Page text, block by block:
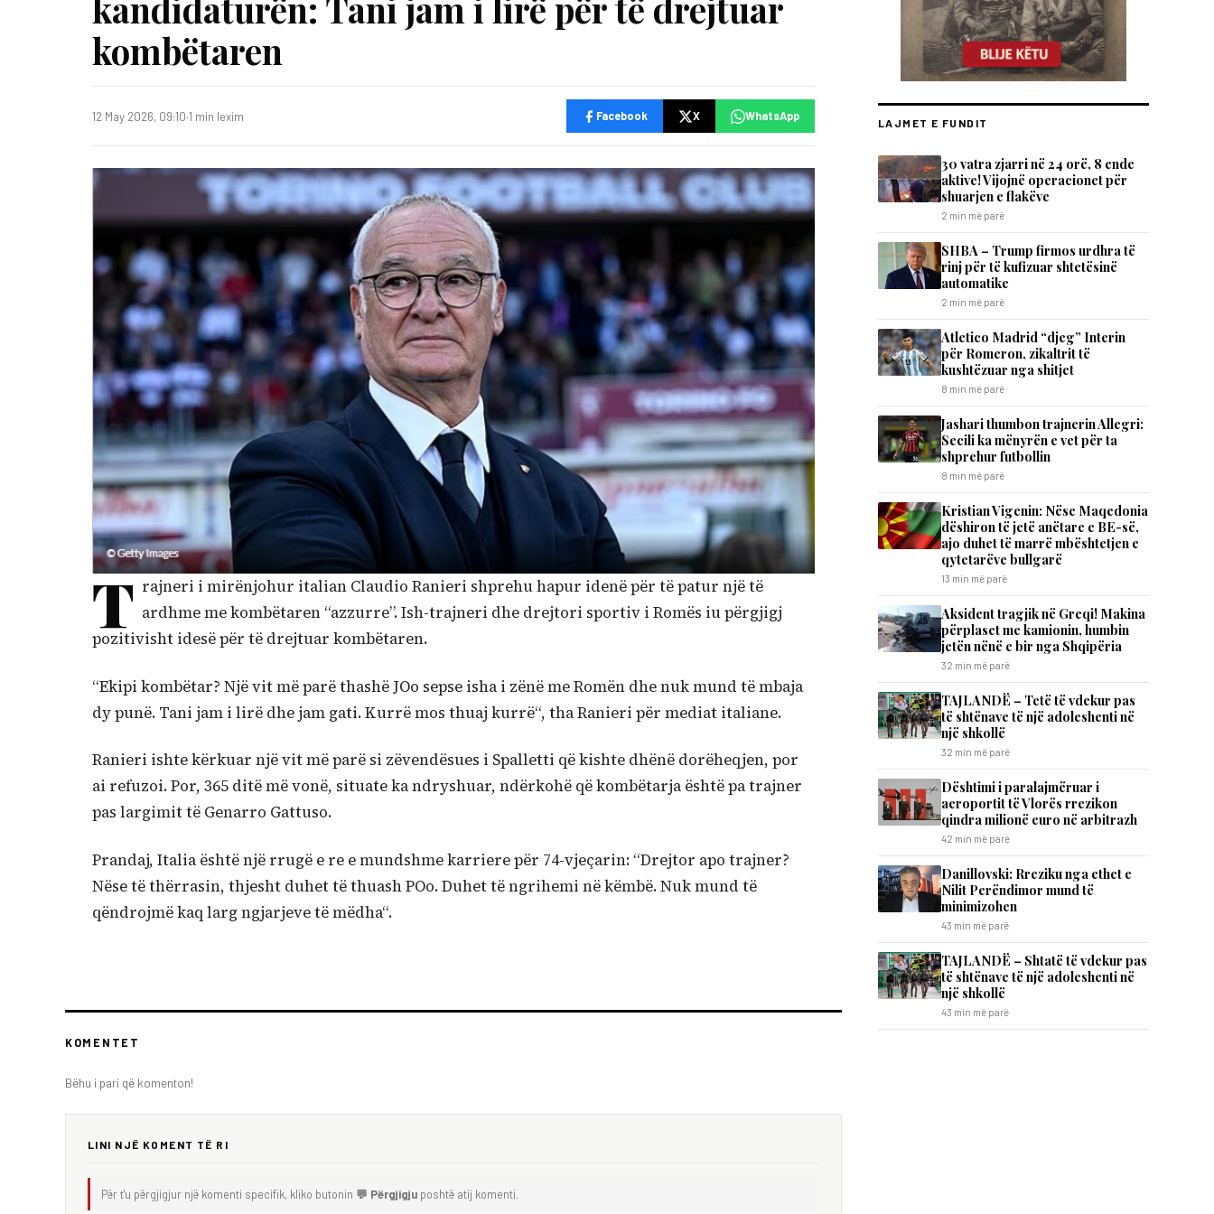
kombëtaren
12 May 2026, 09:10·1 min lexim Facebook X WhatsApp
T rajneri i mirënjohur italian Claudio Ranieri shprehu hapur idenë për të patur një të
ardhme me kombëtaren “azzurre”. Ish-trajneri dhe drejtori sportiv i Romës iu përgjigj
pozitivisht idesë për të drejtuar kombëtaren.
“Ekipi kombëtar? Një vit më parë thashë JOo sepse isha i zënë me Romën dhe nuk mund të mbaja
dy punë. Tani jam i lirë dhe jam gati. Kurrë mos thuaj kurrë“, tha Ranieri për mediat italiane.
Ranieri ishte kërkuar një vit më parë si zëvendësues i Spalletti që kishte dhënë dorëheqjen, por
ai refuzoi. Por, 365 ditë më vonë, situate ka ndryshuar, ndërkohë që kombëtarja është pa trajner
pas largimit të Genarro Gattuso.
Prandaj, Italia është një rrugë e re e mundshme karriere për 74-vjeçarin: “Drejtor apo trajner?
Nëse të thërrasin, thjesht duhet të thuash POo. Duhet të ngrihemi në këmbë. Nuk mund të
qëndrojmë kaq larg ngjarjeve të mëdha“.
KOMENTET
Bëhu i pari që komenton!
LINI NJË KOMENT TË RI
Për t'u përgjigjur një komenti specifik, kliko butonin 💬 Përgjigju poshtë atij komenti.
LAJMET E FUNDIT
30 vatra zjarri në 24 orë, 8 ende
aktive! Vijojnë operacionet për
shuarjen e flakëve
2 min më parë
SHBA – Trump firmos urdhra të
rinj për të kufizuar shtetësinë
automatike
2 min më parë
Atletico Madrid “djeg” Interin
për Romeron, zikaltrit të
kushtëzuar nga shitjet
8 min më parë
Jashari thumbon trajnerin Allegri:
Secili ka mënyrën e vet për ta
shprehur futbollin
8 min më parë
Kristian Vigenin: Nëse Maqedonia
dëshiron të jetë anëtare e BE-së,
ajo duhet të marrë mbështetjen e
qytetarëve bullgarë
13 min më parë
Aksident tragjik në Greqi! Makina
përplaset me kamionin, humbin
jetën nënë e bir nga Shqipëria
32 min më parë
TAJLANDË – Tetë të vdekur pas
të shtënave të një adoleshenti në
një shkollë
32 min më parë
Dështimi i paralajmëruar i
aeroportit të Vlorës rrezikon
qindra milionë euro në arbitrazh
42 min më parë
Danillovski: Rreziku nga ethet e
Nilit Perëndimor mund të
minimizohen
43 min më parë
TAJLANDË – Shtatë të vdekur pas
të shtënave të një adoleshenti në
një shkollë
43 min më parë